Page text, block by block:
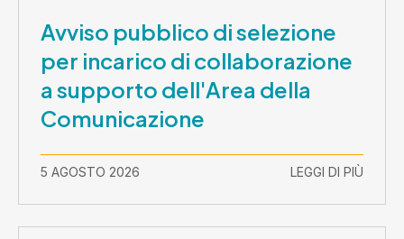
Avviso pubblico di selezione
per incarico di collaborazione
a supporto dell'Area della
Comunicazione
5 AGOSTO 2026 LEGGI DI PIÙ